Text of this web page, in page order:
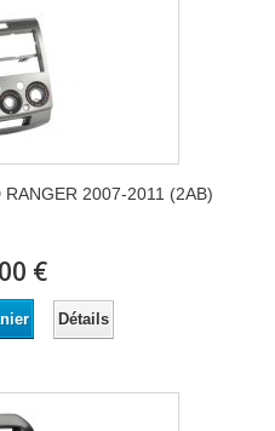
2007-2011 (2AB)
€
Détails